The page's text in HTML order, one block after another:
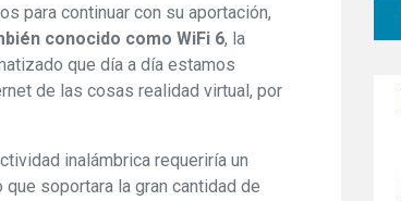
para continuar con su aportación,
conocido como WiFi 6, la
que día a día estamos
de las cosas realidad virtual, por
inalámbrica requeriría un
soportara la gran cantidad de